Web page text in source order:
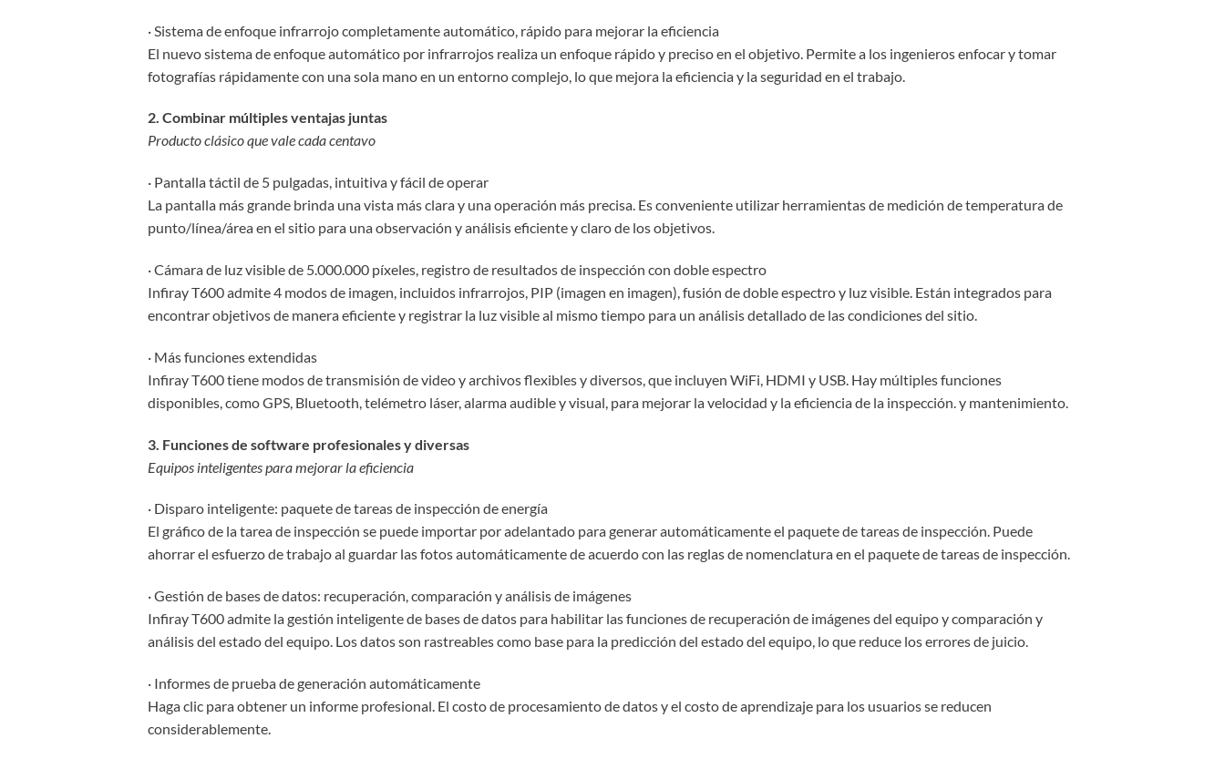
· Sistema de enfoque infrarrojo completamente automático, rápido para mejorar la eficiencia
El nuevo sistema de enfoque automático por infrarrojos realiza un enfoque rápido y preciso en el objetivo. Permite a los ingenieros enfocar y tomar
fotografías rápidamente con una sola mano en un entorno complejo, lo que mejora la eficiencia y la seguridad en el trabajo.
2. Combinar múltiples ventajas juntas
Producto clásico que vale cada centavo
· Pantalla táctil de 5 pulgadas, intuitiva y fácil de operar
La pantalla más grande brinda una vista más clara y una operación más precisa. Es conveniente utilizar herramientas de medición de temperatura de
punto/línea/área en el sitio para una observación y análisis eficiente y claro de los objetivos.
· Cámara de luz visible de 5.000.000 píxeles, registro de resultados de inspección con doble espectro
Infiray T600 admite 4 modos de imagen, incluidos infrarrojos, PIP (imagen en imagen), fusión de doble espectro y luz visible. Están integrados para
encontrar objetivos de manera eficiente y registrar la luz visible al mismo tiempo para un análisis detallado de las condiciones del sitio.
· Más funciones extendidas
Infiray T600 tiene modos de transmisión de video y archivos flexibles y diversos, que incluyen WiFi, HDMI y USB. Hay múltiples funciones
disponibles, como GPS, Bluetooth, telémetro láser, alarma audible y visual, para mejorar la velocidad y la eficiencia de la inspección. y mantenimiento.
3. Funciones de software profesionales y diversas
Equipos inteligentes para mejorar la eficiencia
· Disparo inteligente: paquete de tareas de inspección de energía
El gráfico de la tarea de inspección se puede importar por adelantado para generar automáticamente el paquete de tareas de inspección. Puede
ahorrar el esfuerzo de trabajo al guardar las fotos automáticamente de acuerdo con las reglas de nomenclatura en el paquete de tareas de inspección.
· Gestión de bases de datos: recuperación, comparación y análisis de imágenes
Infiray T600 admite la gestión inteligente de bases de datos para habilitar las funciones de recuperación de imágenes del equipo y comparación y
análisis del estado del equipo. Los datos son rastreables como base para la predicción del estado del equipo, lo que reduce los errores de juicio.
· Informes de prueba de generación automáticamente
Haga clic para obtener un informe profesional. El costo de procesamiento de datos y el costo de aprendizaje para los usuarios se reducen
considerablemente.